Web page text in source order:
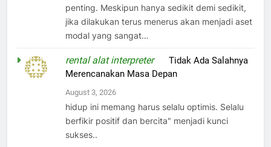
penting. Meskipun hanya sedikit demi sedikit,
jika dilakukan terus menerus akan menjadi aset
modal yang sangat…
rental alat interpreteronTidak Ada Salahnya
Merencanakan Masa Depan
August 3, 2026
hidup ini memang harus selalu optimis. Selalu
berfikir positif dan bercita" menjadi kunci
sukses..